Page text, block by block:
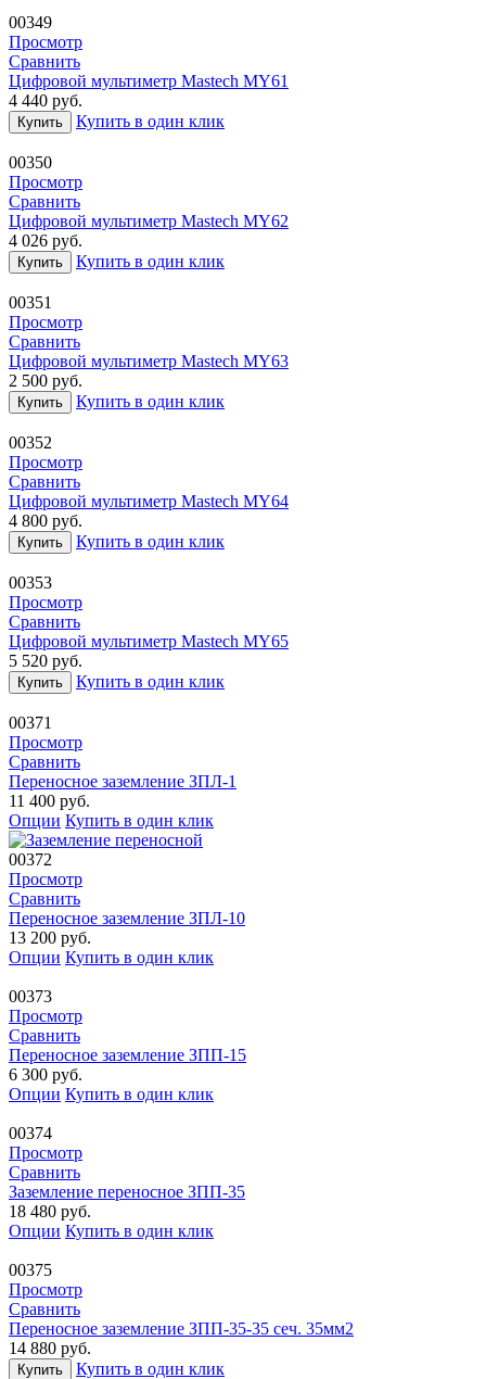
00349
Просмотр
Сравнить
Цифровой мультиметр Mastech MY61
4 440 руб.
Купить Купить в один клик
00350
Просмотр
Сравнить
Цифровой мультиметр Mastech MY62
4 026 руб.
Купить Купить в один клик
00351
Просмотр
Сравнить
Цифровой мультиметр Mastech MY63
2 500 руб.
Купить Купить в один клик
00352
Просмотр
Сравнить
Цифровой мультиметр Mastech MY64
4 800 руб.
Купить Купить в один клик
00353
Просмотр
Сравнить
Цифровой мультиметр Mastech MY65
5 520 руб.
Купить Купить в один клик
00371
Просмотр
Сравнить
Переносное заземление ЗПЛ-1
11 400 руб.
Опции Купить в один клик
00372
Просмотр
Сравнить
Переносное заземление ЗПЛ-10
13 200 руб.
Опции Купить в один клик
00373
Просмотр
Сравнить
Переносное заземление ЗПП-15
6 300 руб.
Опции Купить в один клик
00374
Просмотр
Сравнить
Заземление переносное ЗПП-35
18 480 руб.
Опции Купить в один клик
00375
Просмотр
Сравнить
Переносное заземление ЗПП-35-35 сеч. 35мм2
14 880 руб.
Купить Купить в один клик